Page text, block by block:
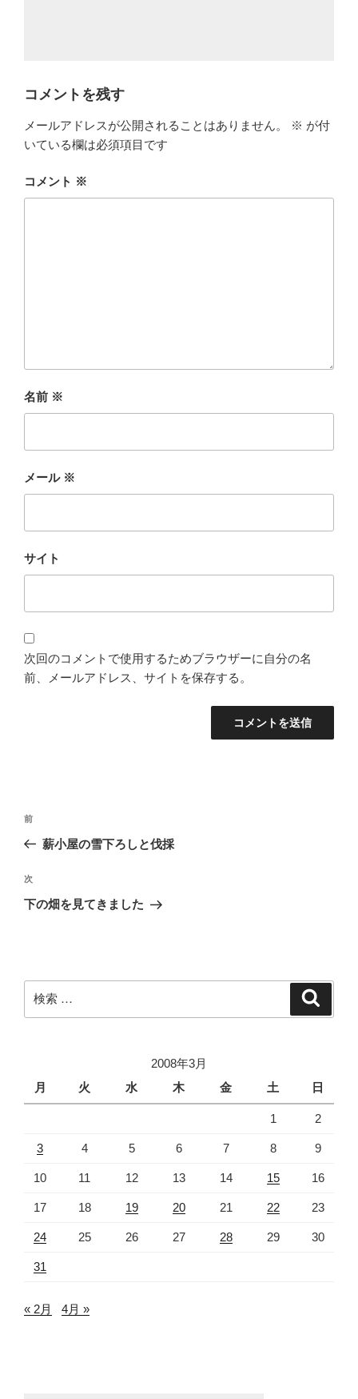
コメントを残す
メールアドレスが公開されることはありません。 ※ が付
いている欄は必須項目です
コメント ※
名前 ※
メール ※
サイト
次回のコメントで使用するためブラウザーに自分の名
前、メールアドレス、サイトを保存する。
投
ビ
ゲ
ン
過
去
投
稿
前
薪小屋の雪下ろしと伐採
次
の
次
下の畑を見てきました
索:
2008年3月
月
火 水 木 金 土 日
1 2
3 4 5 6 7 8 9
10 11 12 13 14 15 16
17 18 19 20 21 22 23
24 25 26 27 28 29 30
31
« 2月 4月 »